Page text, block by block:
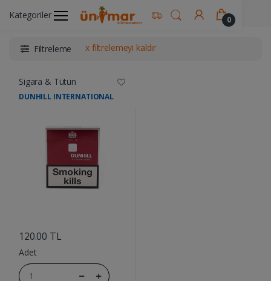
Kategoriler 0
Ünimar Anasayfa Sigara & Tütün
Filtreleme x filtrelemeyi kaldır
Sigara & Tütün
DUNHILL INTERNATIONAL
120.00 TL
Adet